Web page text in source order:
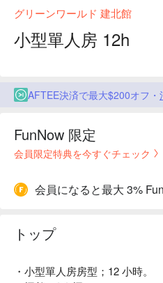
グリーンワールド 建北館
小型單人房 12h
AFTEE決済で最大$200オフ・
FunNow 限定
会員限定特典を今すぐチェック
会員になると最大 3%
トップ
・小型單人房房型；12 小時。